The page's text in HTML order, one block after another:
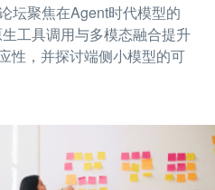
坛聚焦在Agent时代模型的
工具调用与多模态融合提升
性，并探讨端侧小模型的可